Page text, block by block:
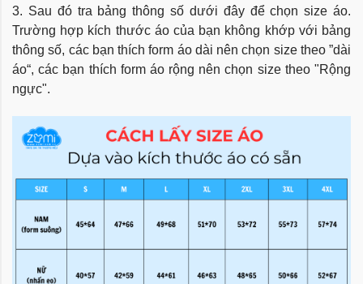
3. Sau đó tra bảng thông số dưới đây để chọn size áo.
Trường hợp kích thước áo của bạn không khớp với bảng
thông số, các bạn thích form áo dài nên chọn size theo ”dài
áo“, các bạn thích form áo rộng nên chọn size theo "Rộng
ngực".